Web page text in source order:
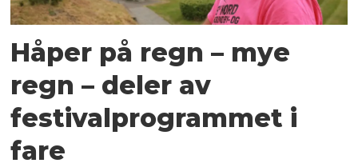
Håper på regn – mye
regn – deler av
festivalprogrammet i
fare